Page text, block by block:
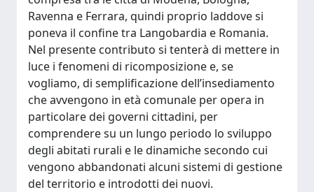
Ravenna e Ferrara, quindi proprio laddove si
poneva il confine tra Langobardia e Romania.
Nel presente contributo si tenterà di mettere in
luce i fenomeni di ricomposizione e, se
vogliamo, di semplificazione dell’insediamento
che avvengono in età comunale per opera in
particolare dei governi cittadini, per
comprendere su un lungo periodo lo sviluppo
degli abitati rurali e le dinamiche secondo cui
vengono abbandonati alcuni sistemi di gestione
del territorio e introdotti dei nuovi.